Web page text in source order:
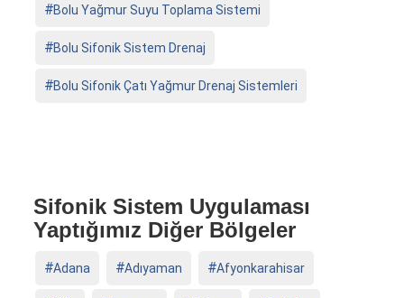
Bolu Yağmur Suyu Toplama Sistemi
Bolu Sifonik Sistem Drenaj
Bolu Sifonik Çatı Yağmur Drenaj Sistemleri
Sifonik Sistem Uygulaması
Yaptığımız Diğer Bölgeler
Adana Adıyaman Afyonkarahisar